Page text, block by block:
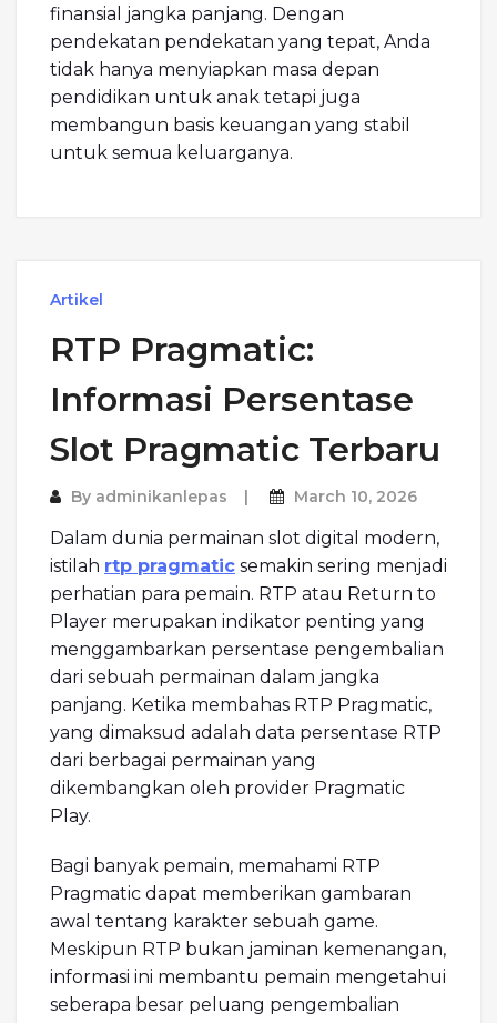
finansial jangka panjang. Dengan
pendekatan pendekatan yang tepat, Anda
tidak hanya menyiapkan masa depan
pendidikan untuk anak tetapi juga
membangun basis keuangan yang stabil
untuk semua keluarganya.
Artikel
RTP Pragmatic:
Informasi Persentase
Slot Pragmatic Terbaru
By adminikanlepas March 10, 2026
Dalam dunia permainan slot digital modern,
istilah rtp pragmatic semakin sering menjadi
perhatian para pemain. RTP atau Return to
Player merupakan indikator penting yang
menggambarkan persentase pengembalian
dari sebuah permainan dalam jangka
panjang. Ketika membahas RTP Pragmatic,
yang dimaksud adalah data persentase RTP
dari berbagai permainan yang
dikembangkan oleh provider Pragmatic
Play.
Bagi banyak pemain, memahami RTP
Pragmatic dapat memberikan gambaran
awal tentang karakter sebuah game.
Meskipun RTP bukan jaminan kemenangan,
informasi ini membantu pemain mengetahui
seberapa besar peluang pengembalian